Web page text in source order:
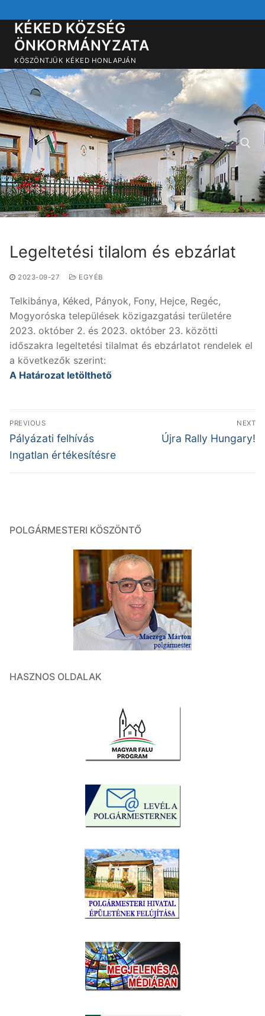
a
tartalomra
KÉKED KÖZSÉG
ÖNKORMÁNYZATA
KÖSZÖNTJÜK KÉKED HONLAPJÁN
Keresése:
Legeltetési tilalom és ebzárlat
2023-09-27 EGYÉB
Telkibánya, Kéked, Pányok, Fony, Hejce, Regéc,
Mogyoróska települések közigazgatási területére
2023. október 2. és 2023. október 23. közötti
időszakra legeltetési tilalmat és ebzárlatot rendelek el
a következők szerint:
A Határozat letölthető
Bejegyzés
navigáció
PREVIOUS
Previous
post:
Pályázati felhívás
Ingatlan értékesítésre
NEXT
Next
Újra Rally Hungary!
POLGÁRMESTERI KÖSZÖNTŐ
HASZNOS OLDALAK